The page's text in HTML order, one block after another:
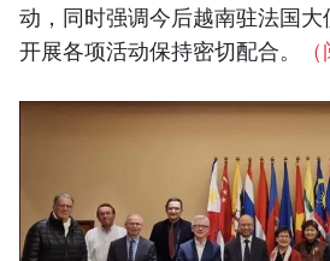
动，同时强调今后越南驻法国
开展各项活动保持密切配合。